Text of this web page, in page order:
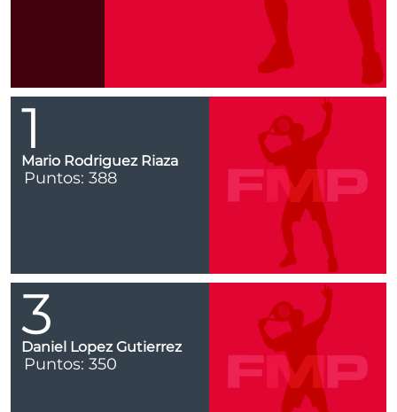
1
Mario Rodriguez Riaza
Puntos: 388
3
Daniel Lopez Gutierrez
Puntos: 350